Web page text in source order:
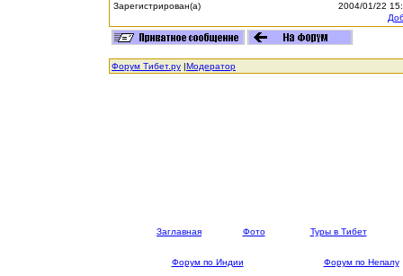
Зарегистрирован(а)
2004/01/22
Форум Тибет.ру |Модератор
Заглавная Фото Туры в Тибет
Форум по Индии Форум по Непалу